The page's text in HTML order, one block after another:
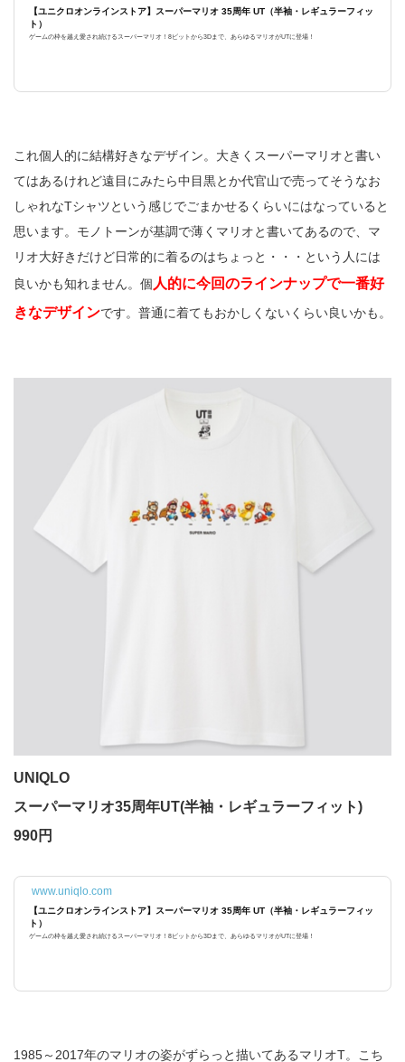
【ユニクロオンラインストア】スーパーマリオ 35周年 UT（半袖・レギュラーフィッ
ト）
ゲームの枠を越え愛され続けるスーパーマリオ！8ビットから3Dまで、あらゆるマリオがUTに登場！
これ個人的に結構好きなデザイン。大きくスーパーマリオと書い
てはあるけれど遠目にみたら中目黒とか代官山で売ってそうなお
しゃれなTシャツという感じでごまかせるくらいにはなっていると
思います。モノトーンが基調で薄くマリオと書いてあるので、マ
リオ大好きだけど日常的に着るのはちょっと・・・という人には
良いかも知れません。個 人的に今回のラインナップで一番好
きなデザインです。普通に着てもおかしくないくらい良いかも。
UNIQLO
スーパーマリオ35周年UT(半袖・レギュラーフィット)
990円
www.uniqlo.com
【ユニクロオンラインストア】スーパーマリオ 35周年 UT（半袖・レギュラーフィッ
ト）
ゲームの枠を越え愛され続けるスーパーマリオ！8ビットから3Dまで、あらゆるマリオがUTに登場！
1985～2017年のマリオの姿がずらっと描いてあるマリオT。こち